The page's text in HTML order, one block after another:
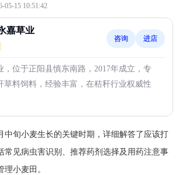
05-15 10:51:42
嘉草业
咨询 进店
，位于正阳县慎东南路，2017年成立，专
草料饲料，经验丰富，在秸秆行业权威性
中旬小麦生长的关键时期，详细解答了应该打
常见病虫害识别、推荐药剂选择及用药注意事
小麦田。